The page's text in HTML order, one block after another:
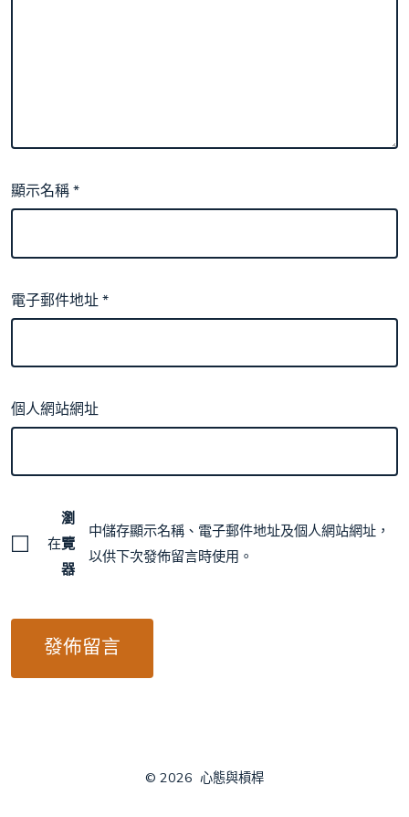
顯示名稱*
電子郵件地址*
個人網站網址
在
瀏
覽
器
中儲存顯示名稱、電子郵件地址及個人網站網址，
以供下次發佈留言時使用。
© 2026 心態與槓桿